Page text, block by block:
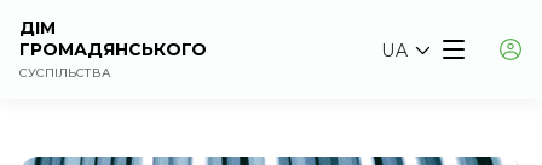
ДІМ
ГРОМАДЯНСЬКОГО
СУСПІЛЬСТВА
UA